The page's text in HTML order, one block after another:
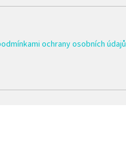
ochrany osobních údajů